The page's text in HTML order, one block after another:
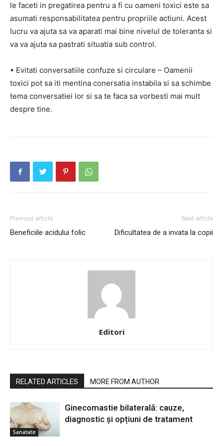
le faceti in pregatirea pentru a fi cu oameni toxici este sa
asumati responsabilitatea pentru propriile actiuni. Acest
lucru va ajuta sa va aparati mai bine nivelul de toleranta si
va va ajuta sa pastrati situatia sub control.
• Evitati conversatiile confuze si circulare – Oamenii
toxici pot sa iti mentina conersatia instabila si sa schimbe
tema conversatiei lor si sa te faca sa vorbesti mai mult
despre tine.
Previous article
Beneficiile acidului folic
Next article
Dificultatea de a invata la copii
Editori
RELATED ARTICLES MORE FROM AUTHOR
Sanatate
Ginecomastie bilaterală: cauze,
diagnostic și opțiuni de tratament